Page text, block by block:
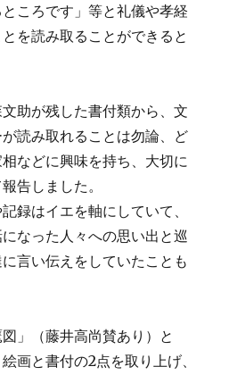
ころです」等と礼儀や孝経
を読み取ることができると
助が残した書付類から、文
読み取れることは勿論、ど
などに興味を持ち、大切に
告しました。
録はイエを軸にしていて、
なった人々への思い出と巡
言い伝えをしていたことも
」（藤井高尚賛あり）と
画と書付の2点を取り上げ、